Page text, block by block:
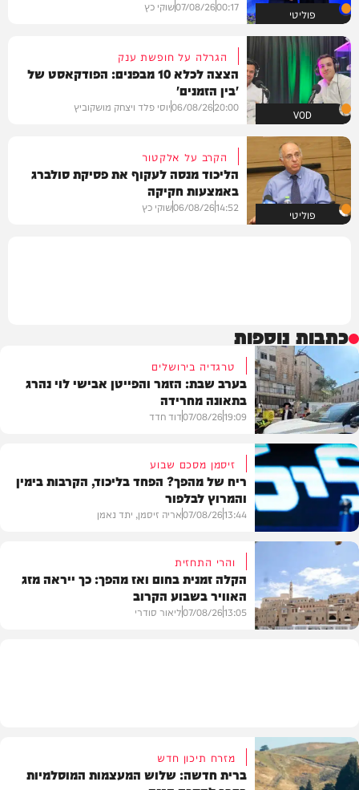
פוליטי 00:17
07/08/26שוקי כץ
VOD
הגרלה על חופשת ענק
הצצה לכלא 10 מבפנים: הפודקאסט של
'בין הזמנים'
20:00
06/08/26יוסי פלד ויצחק מושקוביץ
פוליטי
הקרב על אלקטור
הליכוד מנסה לעקוף את פסיקת סולברג
באמצעות חקיקה
14:52
06/08/26שוקי כץ
כתבות נוספות
בארץ
טרגדיה בירושלים
בערב שבת: הזמר והפייטן אבישי לוי נהרג
בתאונה מחרידה
19:09
07/08/26דוד חדד
פוליטי
זיסמן מסכם שבוע
ריח של מהפך? הפחד בליכוד, הקרבות בימין
והמרוץ לבלפור
13:44
07/08/26אריה זיסמן, יתד נאמן
והרי התחזית
הקלה זמנית בחום ואז מהפך: כך ייראה מזג
האוויר בשבוע הקרוב
13:05
07/08/26ליאור סודרי
מזרח תיכון חדש
ברית חדשה: שלוש המעצמות המוסלמיות